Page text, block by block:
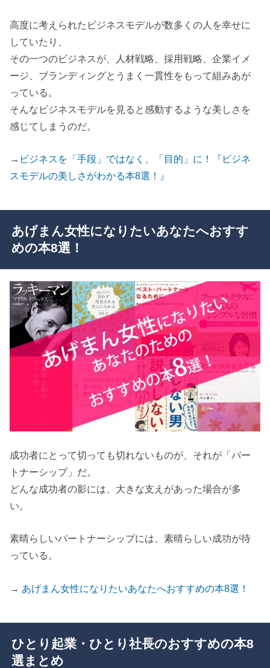
高度に考えられたビジネスモデルが数多くの人を幸せに
していたり、
その一つのビジネスが、人材戦略、採用戦略、企業イメ
ージ、ブランディングとうまく一貫性をもって組みあが
っている。
そんなビジネスモデルを見ると感動するような美しさを
感じてしまうのだ。
→ ビジネスを「手段」ではなく、「目的」に！『ビジネ
スモデルの美しさがわかる本8選！』
あげまん女性になりたいあなたへおすす
めの本8選！
成功者にとって切っても切れないものが、それが「パー
トナーシップ」だ。
どんな成功者の影には、大きな支えがあった場合が多
い。
素晴らしいパートナーシップには、素晴らしい成功が待
っている。
→ あげまん女性になりたいあなたへおすすめの本8選！
ひとり起業・ひとり社長のおすすめの本8
選まとめ